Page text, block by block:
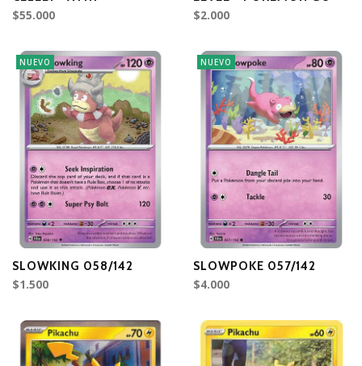
$55.000
$2.000
NUEVO
SLOWKING 058/142
$1.500
NUEVO
SLOWPOKE 057/142
$4.000